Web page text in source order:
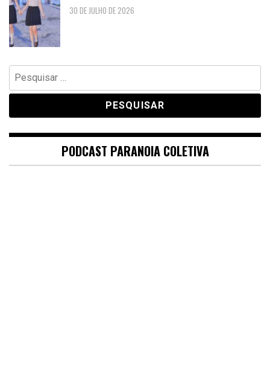
30 DE JULHO DE 2026
Pesquisar
por:
PODCAST PARANOIA COLETIVA